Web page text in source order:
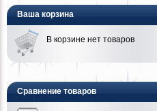
Ваша корзина
В корзине нет товаров
Сравнение товаров